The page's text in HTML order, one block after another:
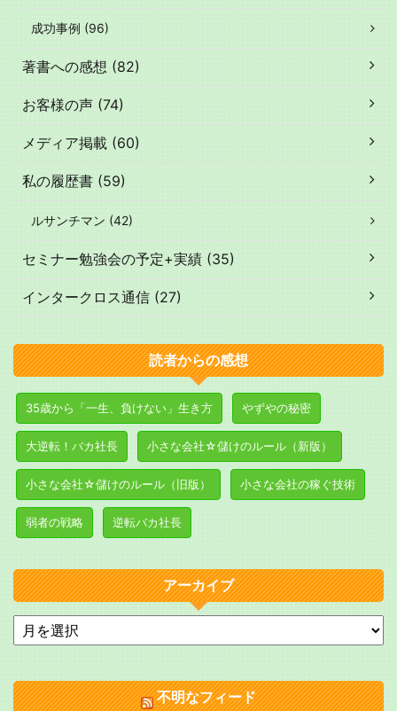
成功事例 (96)
著書への感想 (82)
お客様の声 (74)
メディア掲載 (60)
私の履歴書 (59)
ルサンチマン (42)
セミナー勉強会の予定+実績 (35)
インタークロス通信 (27)
読者からの感想
35歳から「一生、負けない」生き方 やずやの秘密
大逆転！バカ社長 小さな会社☆儲けのルール（新版）
小さな会社☆儲けのルール（旧版） 小さな会社の稼ぐ技術
弱者の戦略 逆転バカ社長
アーカイブ
不明なフィード